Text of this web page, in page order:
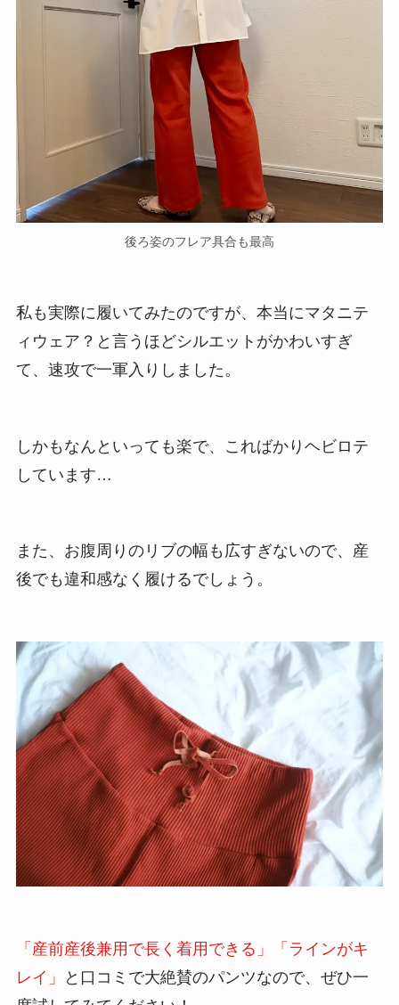
156cmがMサイズ、ワイド、丈67cmを着用
ィウェア？と言うほどシルエットがかわいすぎ
て、速攻で一軍入りしました。
しかもなんといっても楽で、こればかりヘビロテ
しています…
また、お腹周りのリブの幅も広すぎないので、産
後でも違和感なく履けるでしょう。